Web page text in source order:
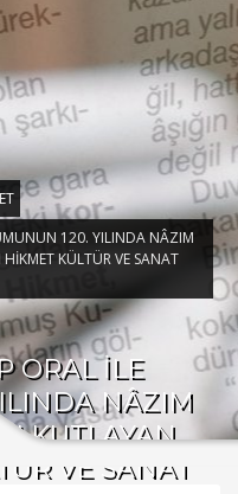
120. YILINDA NÂZIM
KÜLTÜR VE SANAT
ORAL İLE
NÂZIM
KUTLAYAN
VE SANAT